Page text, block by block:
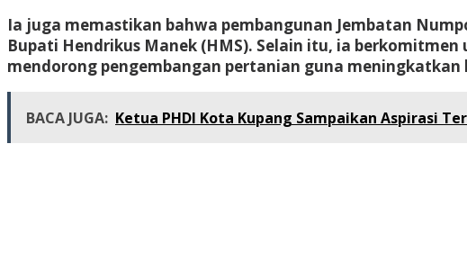
Ia juga memastikan bahwa pembangunan Jembatan
Bupati Hendrikus Manek (HMS). Selain itu, ia
mendorong pengembangan pertanian guna
BACA JUGA: Ketua PHDI Kota Kupang Sampaikan Aspirasi